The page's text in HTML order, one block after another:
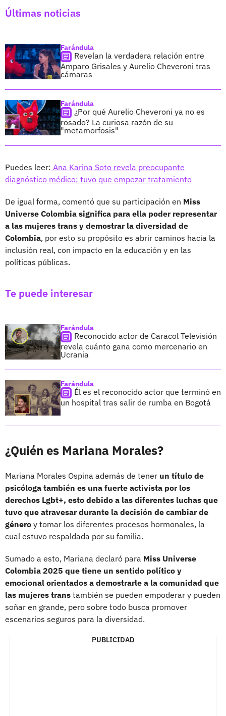
Últimas noticias
Farándula
Revelan la verdadera relación entre
Amparo Grisales y Aurelio Cheveroni tras
cámaras
Farándula
¿Por qué Aurelio Cheveroni ya no es
rosado? La curiosa razón de su
"metamorfosis"
Puedes leer: Ana Karina Soto revela preocupante
diagnóstico médico; tuvo que empezar tratamiento
De igual forma, comentó que su participación en Miss
Universe Colombia significa para ella poder representar
a las mujeres trans y demostrar la diversidad de
Colombia, por esto su propósito es abrir caminos hacia la
inclusión real, con impacto en la educación y en las
políticas públicas.
Te puede interesar
Farándula
Reconocido actor de Caracol Televisión
revela cuánto gana como mercenario en
Ucrania
Farándula
Él es el reconocido actor que terminó en
un hospital tras salir de rumba en Bogotá
¿Quién es Mariana Morales?
Mariana Morales Ospina además de tener un título de
psicóloga también es una fuerte activista por los
derechos Lgbt+, esto debido a las diferentes luchas que
tuvo que atravesar durante la decisión de cambiar de
género y tomar los diferentes procesos hormonales, la
cual estuvo respaldada por su familia.
Sumado a esto, Mariana declaró para Miss Universe
Colombia 2025 que tiene un sentido político y
emocional orientados a demostrarle a la comunidad que
las mujeres trans también se pueden empoderar y pueden
soñar en grande, pero sobre todo busca promover
escenarios seguros para la diversidad.
PUBLICIDAD